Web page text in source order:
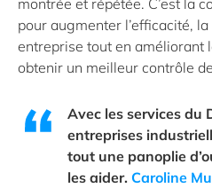
pour augmenter l’efficacité,
entreprise tout en améliorant
obtenir un meilleur contrôle
Avec les services du
entreprises
tout une panoplie
les aider. Caroline